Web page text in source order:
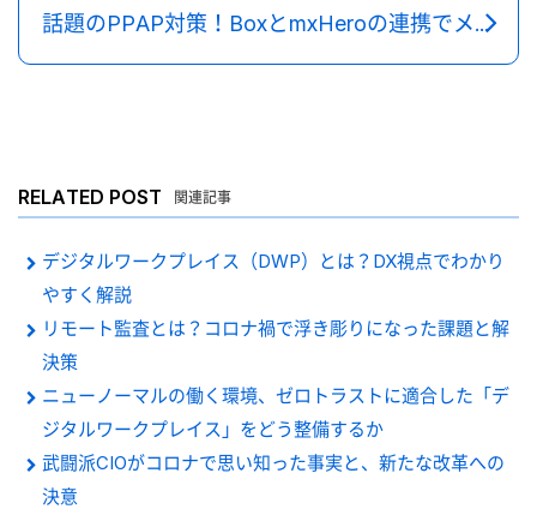
話題のPPAP対策！BoxとmxHeroの連携でメールセキュリティも強化
RELATED POST 関連記事
デジタルワークプレイス（DWP）とは？DX視点でわかり
やすく解説
リモート監査とは？コロナ禍で浮き彫りになった課題と解
決策
ニューノーマルの働く環境、ゼロトラストに適合した「デ
ジタルワークプレイス」をどう整備するか
武闘派CIOがコロナで思い知った事実と、新たな改革への
決意